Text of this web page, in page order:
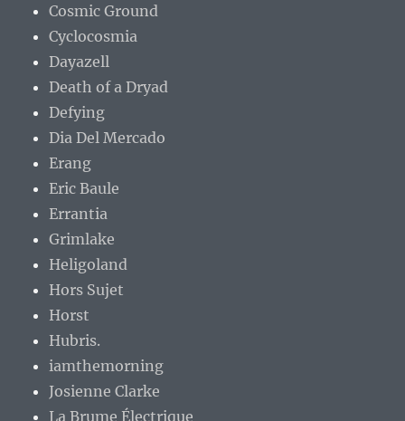
Cosmic Ground
Cyclocosmia
Dayazell
Death of a Dryad
Defying
Dia Del Mercado
Erang
Eric Baule
Errantia
Grimlake
Heligoland
Hors Sujet
Horst
Hubris.
iamthemorning
Josienne Clarke
La Brume Électrique